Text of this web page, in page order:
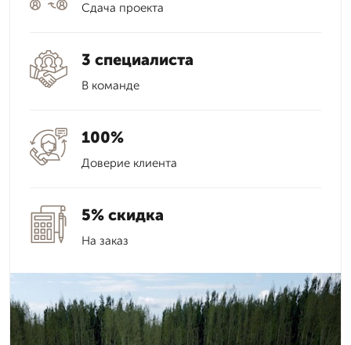
Сдача проекта
3 специалиста
В команде
100%
Доверие клиента
5% скидка
На заказ